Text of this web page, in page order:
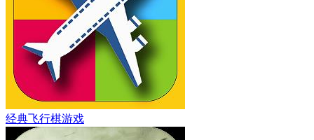
经典飞行棋游戏